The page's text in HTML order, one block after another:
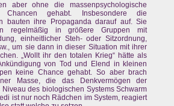
aber ohne die massenpsychologische
Chancen gehabt. Insbesondere die
bauten ihre Propaganda darauf auf. Sie
regelmäßig in größere Gruppen mit
einheitlicher Steh- oder Sitzordnung,
um sie dann in dieser Situation mit ihrer
„Wollt ihr den totalen Krieg“ hätte als
von Tod und Elend in kleinen
keine Chance gehabt. So aber brach
Masse, die das Denkvermögen der
Niveau des biologischen Systems Schwarm
ist nur noch Rädchen im System, reagiert